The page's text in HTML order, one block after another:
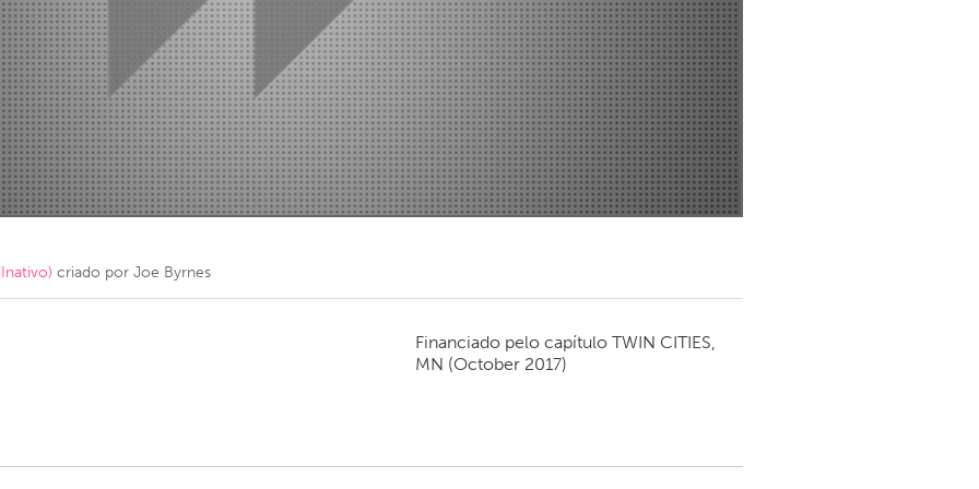
Kitchener-Waterloo New Glasgow
Newmarket
Toronto
criado por Joe Byrnes
Financiado pelo capítulo TWIN CITIES,
MN (October 2017)